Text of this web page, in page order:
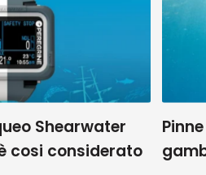
Shearwater
cosi considerato